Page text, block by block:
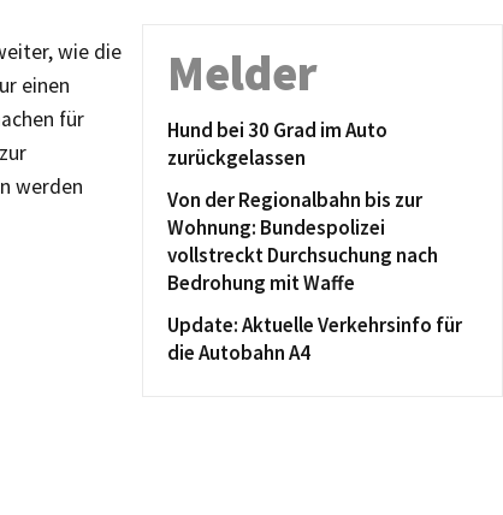
wie die
einen
für
werden
Melder
Hund bei 30 Grad im Auto
zurückgelassen
Von der Regionalbahn bis zur
Wohnung: Bundespolizei
vollstreckt Durchsuchung nach
Bedrohung mit Waffe
Update: Aktuelle Verkehrsinfo für
die Autobahn A4